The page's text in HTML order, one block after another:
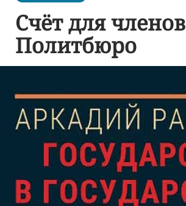
Счёт для членов
Политбюро